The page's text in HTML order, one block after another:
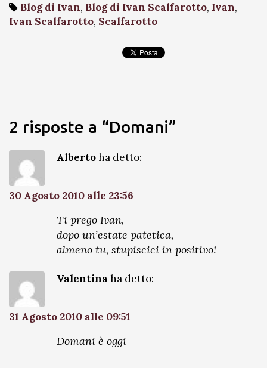
Blog di Ivan, Blog di Ivan Scalfarotto, Ivan,
Ivan Scalfarotto, Scalfarotto
2 risposte a “Domani”
Albertoha detto:
30 Agosto 2010 alle 23:56
Ti prego Ivan,
dopo un’estate patetica,
almeno tu, stupiscici in positivo!
Valentina ha detto:
31 Agosto 2010 alle 09:51
Domani è oggi